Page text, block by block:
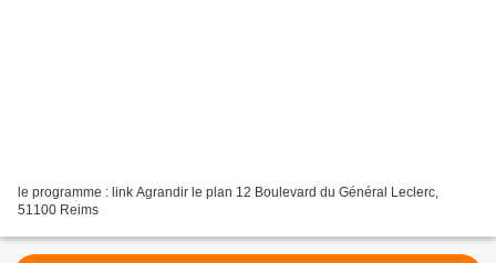
le programme : link Agrandir le plan 12 Boulevard du Général Leclerc,
51100 Reims